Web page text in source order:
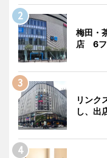
梅田・
店 6フ
リンク
し、出